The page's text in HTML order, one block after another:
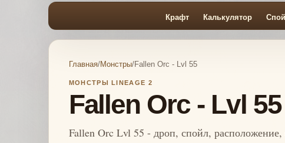
Крафт Калькулятор
Главная/Монстры/Fallen Orc - Lvl 55
МОНСТРЫ LINEAGE 2
Fallen Orc - Lvl 55
Fallen Orc Lvl 55 - дроп, спойл,